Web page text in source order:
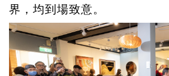
界，均到場致意。